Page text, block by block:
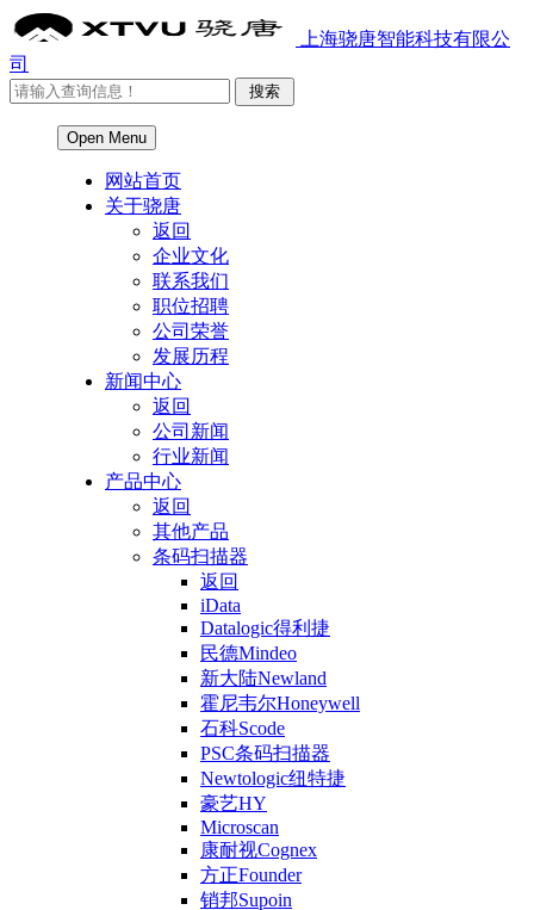
上海骁唐智能科技有限公
司
Open Menu
网站首页
关于骁唐
返回
企业文化
联系我们
职位招聘
公司荣誉
发展历程
新闻中心
返回
公司新闻
行业新闻
产品中心
返回
其他产品
条码扫描器
返回
iData
Datalogic得利捷
民德Mindeo
新大陆Newland
霍尼韦尔Honeywell
石科Scode
PSC条码扫描器
Newtologic纽特捷
豪艺HY
Microscan
康耐视Cognex
方正Founder
销邦Supoin